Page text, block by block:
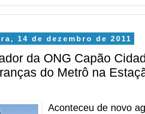
14 de dezembro de 2011
da ONG Capão
do Metrô na
Aconteceu de novo